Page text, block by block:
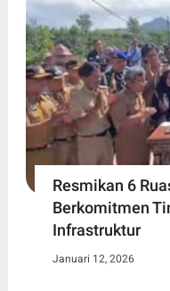
Resmikan 6
Berkomitmen
Infrastruktur
Januari 12, 2026